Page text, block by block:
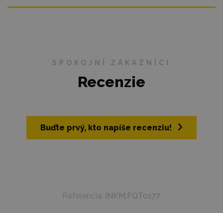
SPOKOJNÍ ZÁKAZNÍCI
Recenzie
Buďte prvý, kto napíše recenziu!
Referencia: INKM.FQT0177